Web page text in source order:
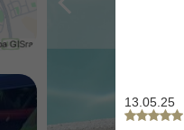
13.05.25